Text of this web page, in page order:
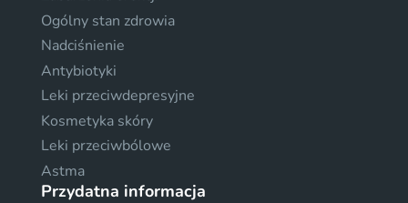
Ogólny stan zdrowia
Nadciśnienie
Antybiotyki
Leki przeciwdepresyjne
Kosmetyka skóry
Leki przeciwbólowe
Astma
Przydatna informacja